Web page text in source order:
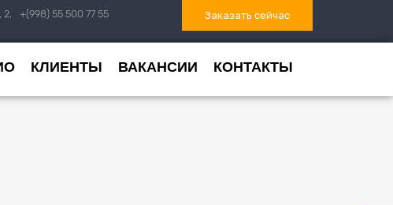
2,
+(998) 55 500 77 55 Заказать сейчас
КЛИЕНТЫ ВАКАНСИИ КОНТАКТЫ